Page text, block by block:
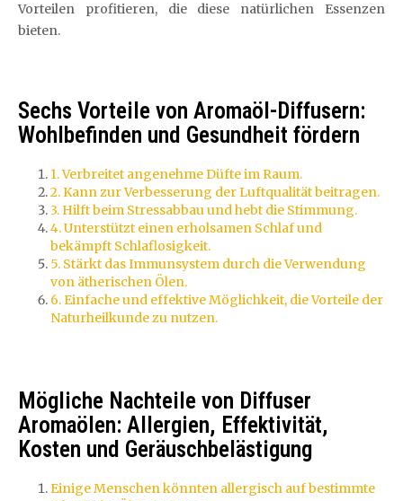
Vorteilen profitieren, die diese natürlichen Essenzen
bieten.
Sechs Vorteile von Aromaöl-Diffusern:
Wohlbefinden und Gesundheit fördern
1. Verbreitet angenehme Düfte im Raum.
2. Kann zur Verbesserung der Luftqualität beitragen.
3. Hilft beim Stressabbau und hebt die Stimmung.
4. Unterstützt einen erholsamen Schlaf und
bekämpft Schlaflosigkeit.
5. Stärkt das Immunsystem durch die Verwendung
von ätherischen Ölen.
6. Einfache und effektive Möglichkeit, die Vorteile der
Naturheilkunde zu nutzen.
Mögliche Nachteile von Diffuser
Aromaölen: Allergien, Effektivität,
Kosten und Geräuschbelästigung
Einige Menschen könnten allergisch auf bestimmte